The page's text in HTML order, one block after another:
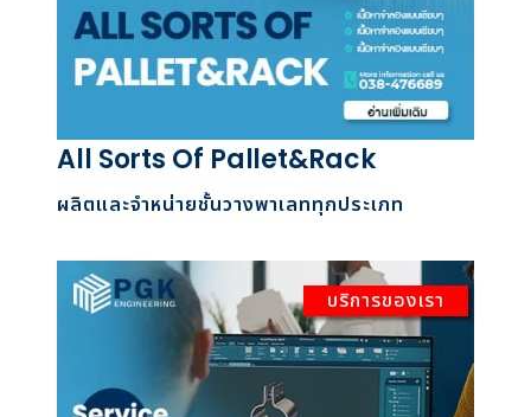
All Sorts Of Pallet&Rack
ผลิตและจำหน่ายชั้นวางพาเลททุกประเภท
บริการของเรา